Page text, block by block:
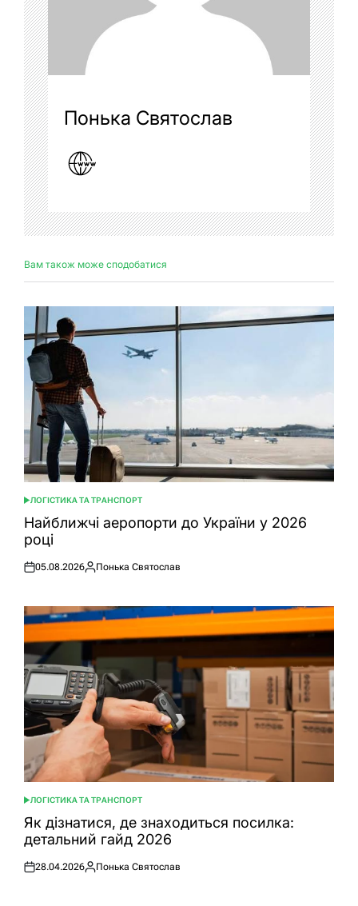
Понька Святослав
Вам також може сподобатися
ОПУБЛІКУВАТИ
У
ЛОГІСТИКА ТА ТРАНСПОРТ
Найближчі аеропорти до України у 2026
році
Оприлюднено
05.08.2026
Опубліковано
Понька Святослав
ОПУБЛІКУВАТИ
У
ЛОГІСТИКА ТА ТРАНСПОРТ
Як дізнатися, де знаходиться посилка:
детальний гайд 2026
Оприлюднено
28.04.2026
Опубліковано
Понька Святослав